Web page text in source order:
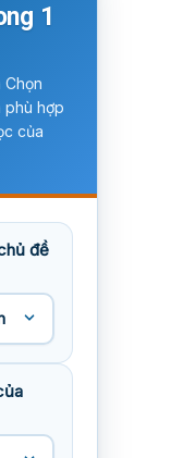
1
Chọn
phù hợp
của
đề